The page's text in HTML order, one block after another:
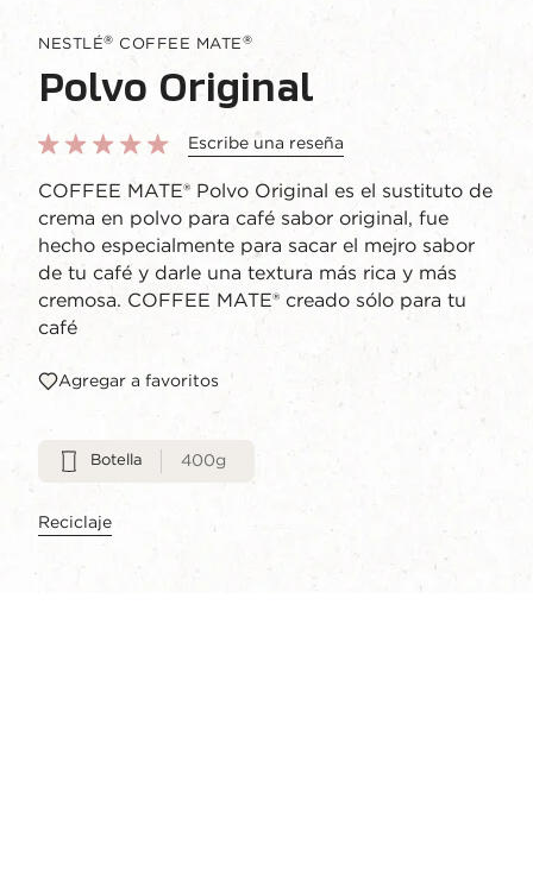
NESTLÉ® COFFEE MATE®
Polvo Original
Escribe una reseña
COFFEE MATE® Polvo Original es el sustituto de
crema en polvo para café sabor original, fue
hecho especialmente para sacar el mejro sabor
de tu café y darle una textura más rica y más
cremosa. COFFEE MATE® creado sólo para tu
café
Agregar a favoritos
Botella 400g
Reciclaje